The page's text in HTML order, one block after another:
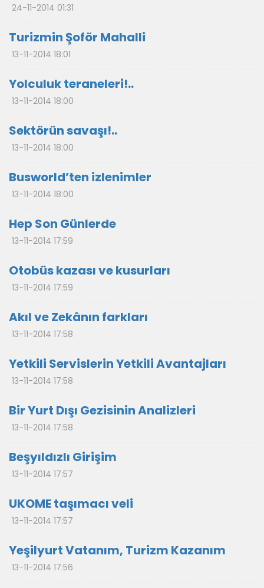
24-11-2014 01:31
Turizmin Şoför Mahalli
13-11-2014 18:01
Yolculuk teraneleri!..
13-11-2014 18:00
Sektörün savaşı!..
13-11-2014 18:00
Busworld’ten izlenimler
13-11-2014 18:00
Hep Son Günlerde
13-11-2014 17:59
Otobüs kazası ve kusurları
13-11-2014 17:59
Akıl ve Zekânın farkları
13-11-2014 17:58
Yetkili Servislerin Yetkili Avantajları
13-11-2014 17:58
Bir Yurt Dışı Gezisinin Analizleri
13-11-2014 17:58
Beşyıldızlı Girişim
13-11-2014 17:57
UKOME taşımacı veli
13-11-2014 17:57
Yeşilyurt Vatanım, Turizm Kazanım
13-11-2014 17:56